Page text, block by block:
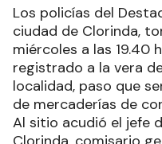
Los policías del
ciudad de Clorinda,
miércoles a las 19.40
registrado a la vera
localidad, paso que
de mercaderías de
Al sitio acudió el jefe